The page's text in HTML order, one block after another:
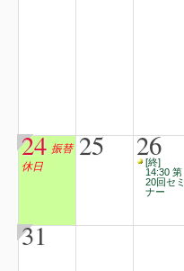
24 振替
休日
25 26
[終]
14:30 第
20回セミ
ナー
31